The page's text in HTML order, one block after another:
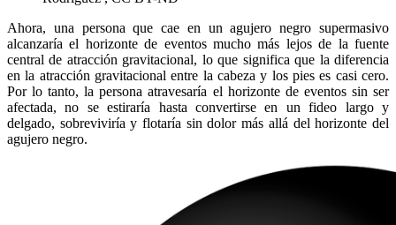
Ahora, una persona que cae en un agujero negro supermasivo
alcanzaría el horizonte de eventos mucho más lejos de la fuente
central de atracción gravitacional, lo que significa que la diferencia
en la atracción gravitacional entre la cabeza y los pies es casi cero.
Por lo tanto, la persona atravesaría el horizonte de eventos sin ser
afectada, no se estiraría hasta convertirse en un fideo largo y
delgado, sobreviviría y flotaría sin dolor más allá del horizonte del
agujero negro.